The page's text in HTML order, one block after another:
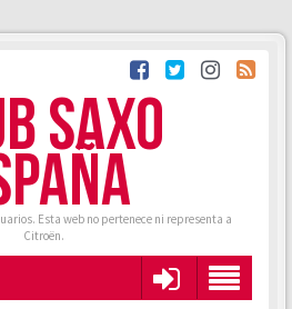
SAXO
Esta web no pertenece ni representa a
Citroën.